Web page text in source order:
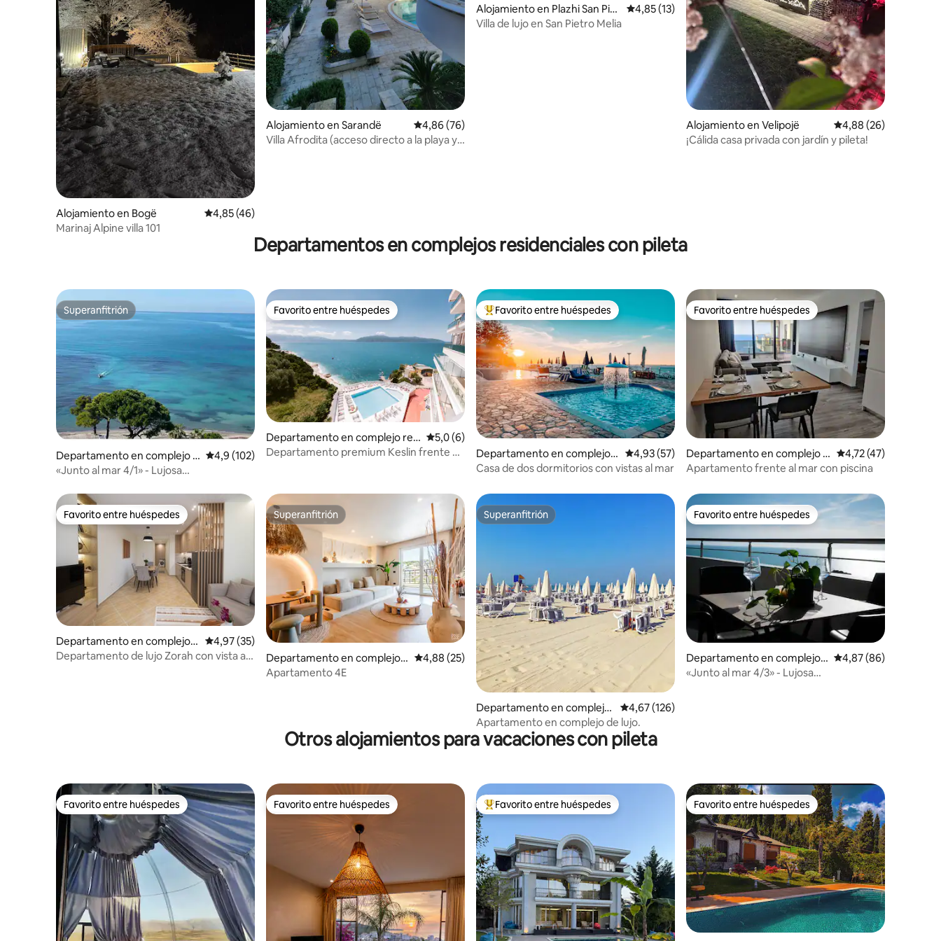
Alojamiento en Bogë Calificación promedio: 4,85 de 5. 46 evaluaciones
4,85 (46)
Marinaj Alpine villa 101
Alojamiento en Sarandë Calificación promedio: 4,86 de 5. 76 evaluaciones
4,86 (76)
Villa Afrodita (acceso directo a la playa y a
Alojamiento en Plazhi San Piet
ro
Calificación promedio: 4,85 de 5. 13 evaluaciones
4,85 (13)
Villa de lujo en San Pietro Melia
Alojamiento en Velipojë Calificación
4,88 (26)
¡Cálida casa privada con jardín y pileta!
Departamentos en complejos residenciales con pileta
Superanfitrión
Superanfitrión
Departamento en complejo r
esidencial en Durrës
Calificación promedio: 4,9 de 5. 102 evaluaciones
4,9 (102)
«Junto al mar 4/1» - Lujosa
Favorito entre huéspedes
Favorito entre huéspedes
Departamento en complejo resi
dencial en Vlorë
Calificación promedio: 5,0 de 5. 6 evaluaciones
5,0 (6)
Departamento premium Keslin frente al
Favorito entre los huéspedes más destacados
Favorito entre huéspedes
Departamento en complejo r
esidencial en Vlorë
Calificación promedio: 4,93 de 5. 57 evaluaciones
4,93 (57)
Casa de dos dormitorios con vistas al mar
Favorito entre huéspedes
Favorito entre huéspedes
Departamento en complejo r
esidencial en Sarandë
Calificación
4,72 (47)
Apartamento frente al mar con piscina
Favorito entre huéspedes
Favorito entre huéspedes
Departamento en complejo r
esidencial en Vlorë
Calificación promedio: 4,97 de 5. 35 evaluaciones
4,97 (35)
Departamento de lujo Zorah con vista al
Superanfitrión
Superanfitrión
Departamento en complejo r
esidencial en Golem
Calificación promedio: 4,88 de 5. 25 evaluaciones
4,88 (25)
Apartamento 4E
Superanfitrión
Superanfitrión
Departamento en complejo
residencial en Durrës
Calificación promedio: 4,67 de 5. 126 evaluaciones
4,67 (126)
Apartamento en complejo de lujo.
Favorito entre huéspedes
Favorito entre huéspedes
Departamento en complejo r
esidencial en Durrës
Calificación
4,87 (86)
«Junto al mar 4/3» - Lujosa
Otros alojamientos para vacaciones con pileta
Favorito entre huéspedes
Favorito entre huéspedes Favorito entre huéspedes
Favorito entre huéspedes Favorito entre los huéspedes más destacados
Favorito entre huéspedes Favorito entre huéspedes
Favorito entre huéspedes